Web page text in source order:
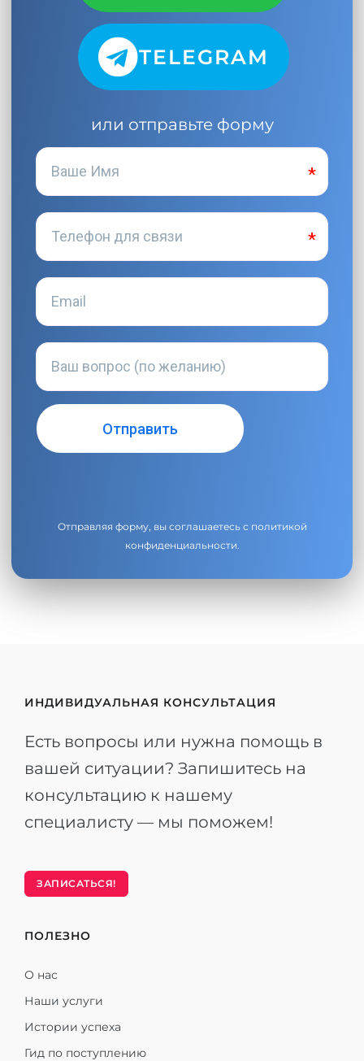
TELEGRAM
или отправьте форму
Отправляя форму, вы соглашаетесь с политикой
конфиденциальности.
ИНДИВИДУАЛЬНАЯ КОНСУЛЬТАЦИЯ
Есть вопросы или нужна помощь в
вашей ситуации? Запишитесь на
консультацию к нашему
специалисту — мы поможем!
ЗАПИСАТЬСЯ!
ПОЛЕЗНО
О нас
Наши услуги
Истории успеха
Гид по поступлению